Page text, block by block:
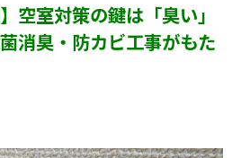
空室対策の鍵は「臭い」
消臭・防カビ工事がもた